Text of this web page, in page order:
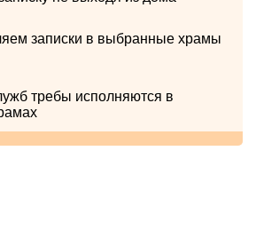
записки в выбранные храмы
требы исполняются в